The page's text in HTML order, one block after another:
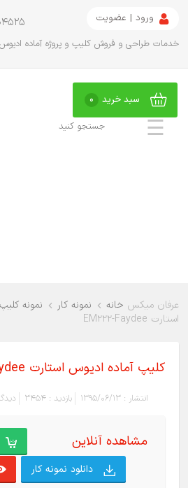
ورود | عضویت
خدمات طراحی و فروش کلیپ و پروژه آماده ادیوس
0 سبد خرید
☰
عرفان میکس خانه نمونه کار نمونه
استارت EM222-Faydee
کلیپ آماده ادیوس استارت EM222-Faydee
انتشار : 1395/06/13 بازدید : 3454
مشاهده آنلاین
دانلود نمونه کار